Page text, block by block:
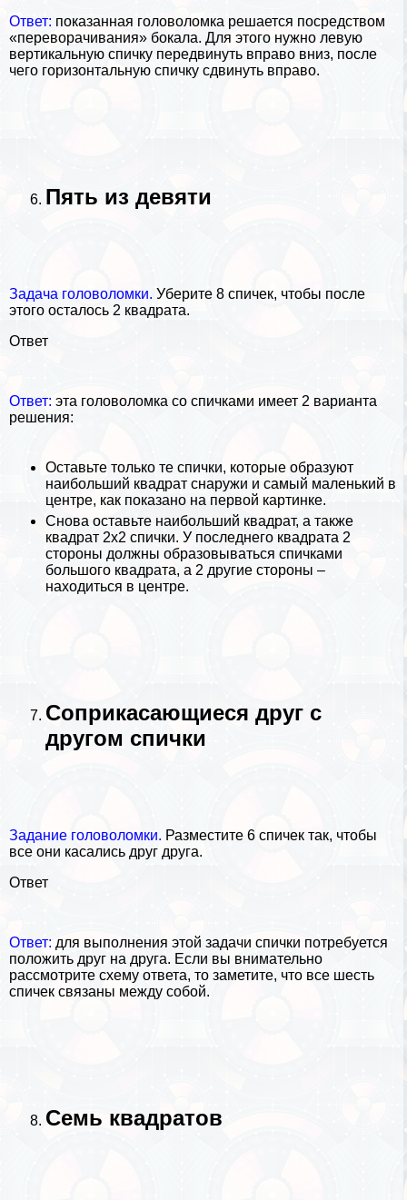
Ответ: показанная головоломка решается посредством
«переворачивания» бокала. Для этого нужно левую
вертикальную спичку передвинуть вправо вниз, после
чего горизонтальную спичку сдвинуть вправо.
Пять из девяти
Задача головоломки. Уберите 8 спичек, чтобы после
этого осталось 2 квадрата.
Ответ
Ответ: эта головоломка со спичками имеет 2 варианта
решения:
Оставьте только те спички, которые образуют
наибольший квадрат снаружи и самый маленький в
центре, как показано на первой картинке.
Снова оставьте наибольший квадрат, а также
квадрат 2х2 спички. У последнего квадрата 2
стороны должны образовываться спичками
большого квадрата, а 2 другие стороны –
находиться в центре.
Соприкасающиеся друг с
другом спички
Задание головоломки. Разместите 6 спичек так, чтобы
все они касались друг друга.
Ответ
Ответ: для выполнения этой задачи спички потребуется
положить друг на друга. Если вы внимательно
рассмотрите схему ответа, то заметите, что все шесть
спичек связаны между собой.
Семь квадратов